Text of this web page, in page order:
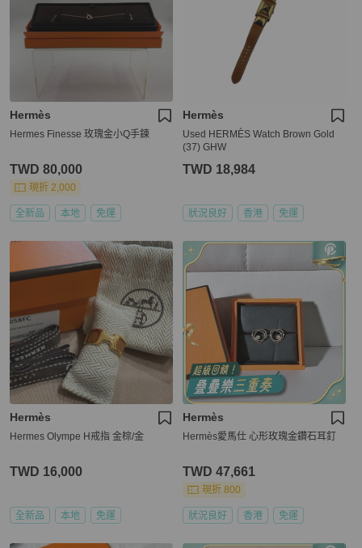
Hermès
Hermes Finesse 玫瑰金小Q手鍊
TWD 80,000
現折 2,000
全新品 本地 免運
Hermès
Used HERMÈS Watch Brown Gold
(37) GHW
TWD 18,984
狀況良好 香港 免運
Hermès
Hermes Olympe H戒指 金棕/金
TWD 16,000
全新品 本地 免運
Hermès
Hermès愛馬仕 心形玫瑰金鑽石耳釘
TWD 47,661
現折 800
狀況良好 香港 免運